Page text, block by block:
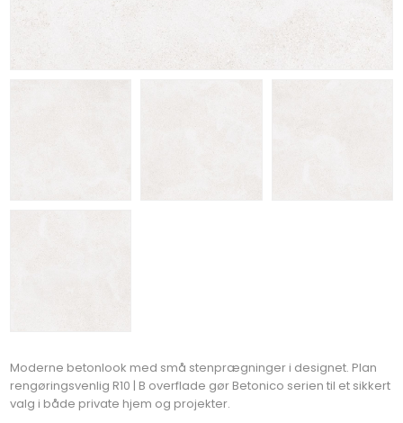
Moderne betonlook med små stenprægninger i designet. Plan
rengøringsvenlig R10 | B overflade gør Betonico serien til et sikkert
valg i både private hjem og projekter.